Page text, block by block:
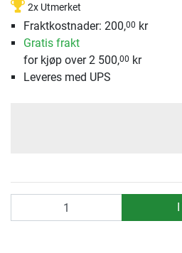
2x Utmerket
Fraktkostnader: 200,00 kr
Gratis frakt
for kjøp over 2 500,00 kr
Leveres med UPS